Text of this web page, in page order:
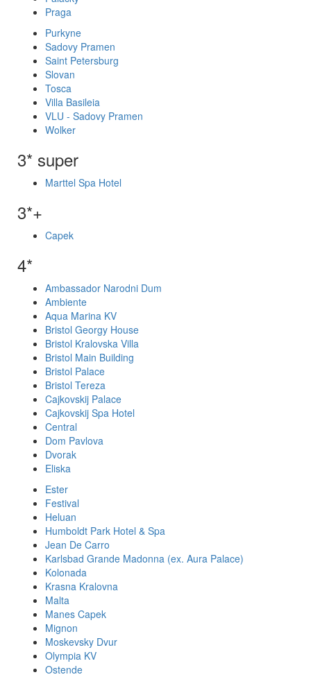
Praga
Purkyne
Sadovy Pramen
Saint Petersburg
Slovan
Tosca
Villa Basileia
VLU - Sadovy Pramen
Wolker
3* super
Marttel Spa Hotel
3*+
Capek
4*
Ambassador Narodni Dum
Ambiente
Aqua Marina KV
Bristol Georgy House
Bristol Kralovska Villa
Bristol Main Building
Bristol Palace
Bristol Tereza
Cajkovskij Palace
Cajkovskij Spa Hotel
Central
Dom Pavlova
Dvorak
Eliska
Ester
Festival
Heluan
Humboldt Park Hotel & Spa
Jean De Carro
Karlsbad Grande Madonna (ex. Aura Palace)
Kolonada
Krasna Kralovna
Malta
Manes Capek
Mignon
Moskevsky Dvur
Olympia KV
Ostende